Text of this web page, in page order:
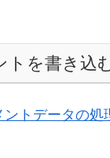
トを書き込
ントデータの処